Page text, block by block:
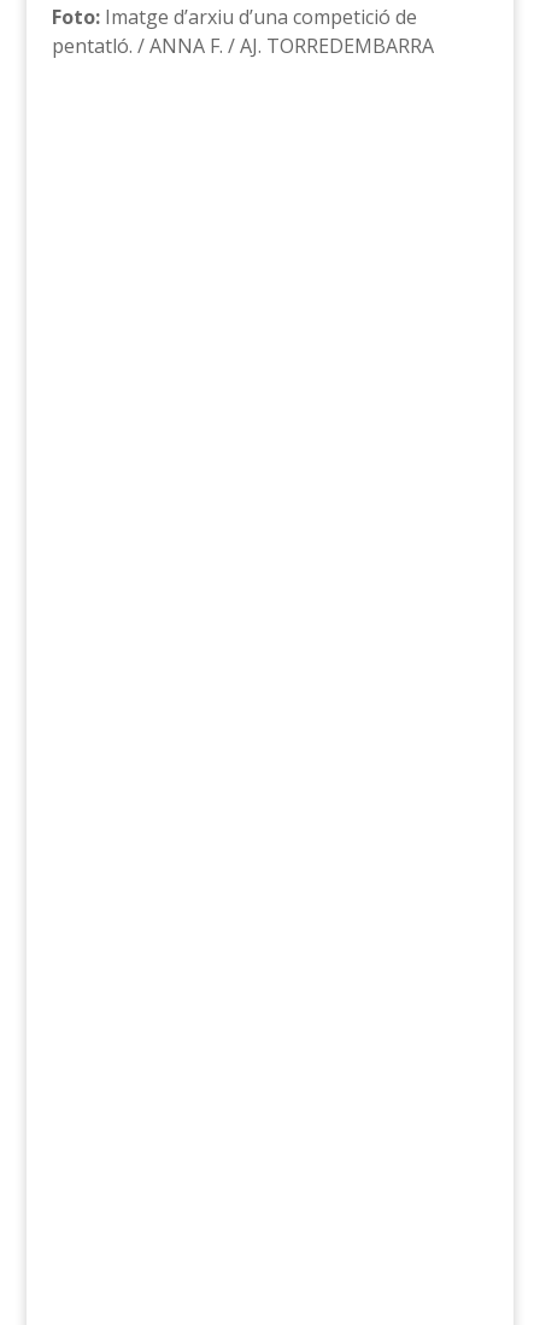
Foto:Imatge d’arxiu d’una competició de
pentatló. / ANNA F. / AJ. TORREDEMBARRA